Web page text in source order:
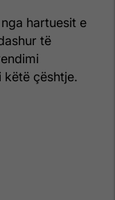
hartuesit e
të
këtë çështje.